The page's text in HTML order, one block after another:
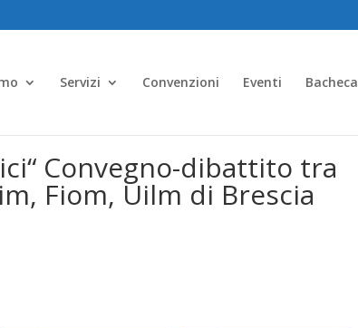
Servizi Convenzioni Eventi Bacheca
Convegno-dibattito tra
Fiom, Uilm di Brescia